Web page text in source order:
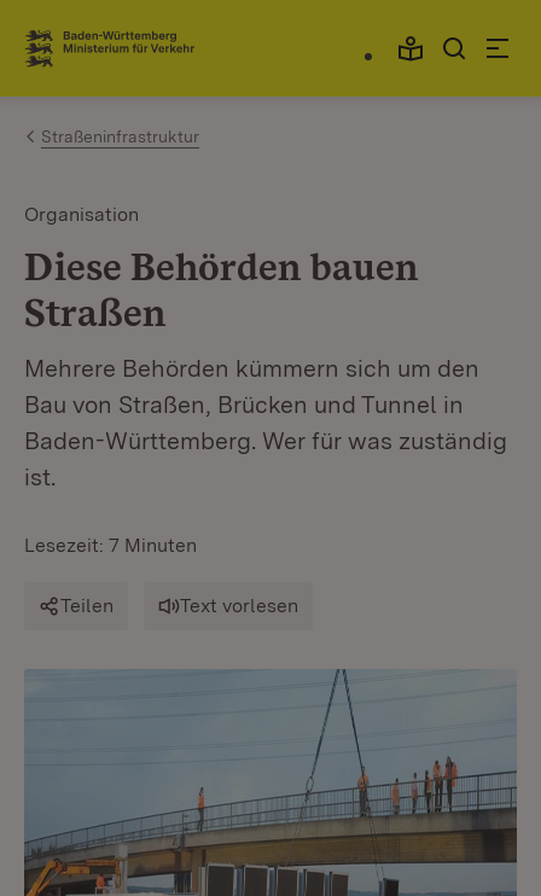
Zum Inhalt springen
Link zur Startseite
Straßeninfrastruktur
Organisation
Diese Behörden bauen
Straßen
Mehrere Behörden kümmern sich um den
Bau von Straßen, Brücken und Tunnel in
Baden-Württemberg. Wer für was zuständig
ist.
Lesezeit: 7 Minuten
Teilen Text vorlesen